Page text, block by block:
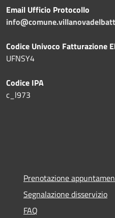
Email Ufficio Protocollo
Codice Univoco Fatturazione
UFNSY4
Codice IPA
c_l973
Prenotazione
Segnalazione disservizio
FAQ